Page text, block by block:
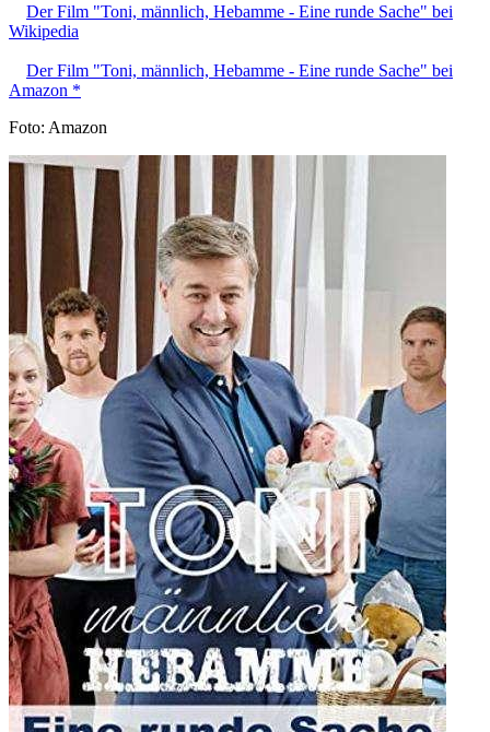
Der Film "Toni, männlich, Hebamme - Eine runde Sache" bei
Wikipedia
Der Film "Toni, männlich, Hebamme - Eine runde Sache" bei
Amazon *
Foto: Amazon